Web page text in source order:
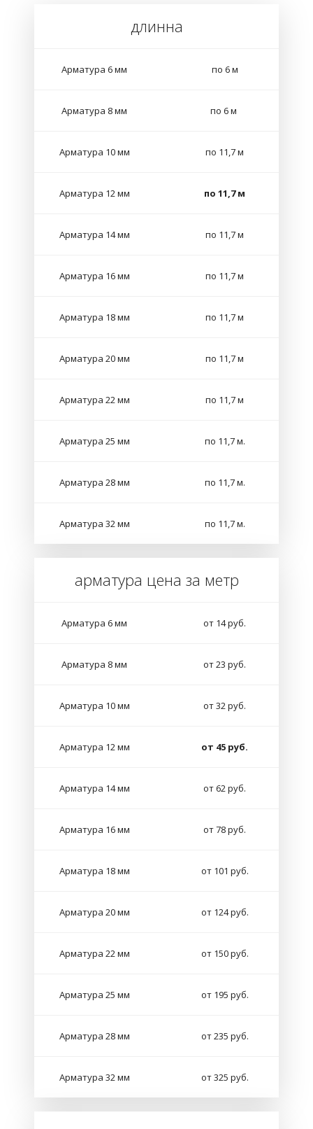
длинна
Арматура 6 мм по 6 м
Арматура 8 мм по 6 м
Арматура 10 мм по 11,7 м
Арматура 12 мм по 11,7 м
Арматура 14 мм по 11,7 м
Арматура 16 мм по 11,7 м
Арматура 18 мм по 11,7 м
Арматура 20 мм по 11,7 м
Арматура 22 мм по 11,7 м
Арматура 25 мм по 11,7 м.
Арматура 28 мм по 11,7 м.
Арматура 32 мм по 11,7 м.
арматура цена за метр
Арматура 6 мм от 14 руб.
Арматура 8 мм от 23 руб.
Арматура 10 мм от 32 руб.
Арматура 12 мм от 45 руб.
Арматура 14 мм от 62 руб.
Арматура 16 мм от 78 руб.
Арматура 18 мм от 101 руб.
Арматура 20 мм от 124 руб.
Арматура 22 мм от 150 руб.
Арматура 25 мм от 195 руб.
Арматура 28 мм от 235 руб.
Арматура 32 мм от 325 руб.